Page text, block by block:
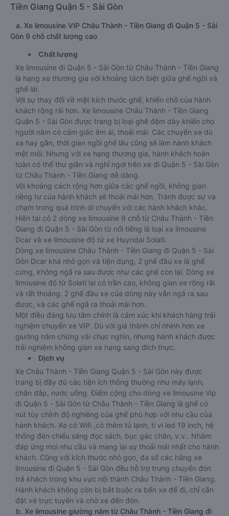
Tiền Giang Quận 5 - Sài Gòn
a. Xe limousine VIP Châu Thành - Tiền Giang đi Quận 5 - Sài
Gòn 9 chỗ chất lượng cao
Chất lượng
Xe limousine đi Quận 5 - Sài Gòn từ Châu Thành - Tiền Giang
là hạng xe thương gia với khoảng tách biệt giữa ghế ngồi và
ghế lái.
Với sự thay đổi về mặt kích thước ghế, khiến chỗ của hành
khách rộng rãi hơn. Xe limousine Châu Thành - Tiền Giang
Quận 5 - Sài Gòn được trang bị loại ghế đệm dày khiến cho
người nằm có cảm giác êm ái, thoải mái. Các chuyến xe dù
xa hay gần, thời gian ngồi ghế lâu cũng sẽ làm hành khách
mệt mỏi. Nhưng với xe hạng thương gia, hành khách hoàn
toàn có thể thư giãn và nghỉ ngơi trên xe đi Quận 5 - Sài Gòn
từ Châu Thành - Tiền Giang dễ dàng.
Với khoảng cách rộng hơn giữa các ghế ngồi, không gian
riêng tư của hành khách sẽ thoải mái hơn. Tránh được sự va
chạm trong quá trình di chuyển với các hành khách khác.
Hiện tại có 2 dòng xe limousine 9 chỗ từ Châu Thành - Tiền
Giang đi Quận 5 - Sài Gòn từ nổi tiếng là loại xe limousine
Dcar và xe limousine độ từ xe Huyndai Solati.
Dòng xe limousine Châu Thành - Tiền Giang đi Quận 5 - Sài
Gòn Dcar khá nhỏ gọn và tiện dụng, 2 ghế đầu xe là ghế
cứng, không ngã ra sau được như các ghế còn lại. Dòng xe
limousine độ từ Solati lại có trần cao, không gian xe rộng rãi
và rất thoáng. 2 ghế đầu xe của dòng này vẫn ngã ra sau
được, và các ghế ngã ra thoải mái hơn.
Một điều đáng lưu tâm chính là cảm xúc khi khách hàng trải
nghiệm chuyến xe VIP. Dù với giá thành chỉ nhỉnh hơn xe
giường nằm chừng vài chục nghìn, nhưng hành khách được
trải nghiệm không gian xe hạng sang đích thực.
Dịch vụ
Xe Châu Thành - Tiền Giang Quận 5 - Sài Gòn này được
trang bị đầy đủ các tiện ích thông thường như máy lạnh,
chăn đắp, nước uống. Điểm cộng cho dòng xe limousine Vip
đi Quận 5 - Sài Gòn từ Châu Thành - Tiền Giang là ghế có
nút tùy chỉnh độ nghiêng của ghế phù hợp với nhu cầu của
hành khách. Xe có Wifi ,có thêm tủ lạnh, ti vi led 19 inch, hệ
thống đèn chiếu sáng đọc sách, bục gác chân, v.v.. Nhằm
đáp ứng mọi nhu cầu và mang lại sự thoải mái nhất cho hành
khách. Cũng với kích thước nhỏ gọn, đa số các hãng xe
limousine đi Quận 5 - Sài Gòn đều hỗ trợ trung chuyển đón
trả khách trong khu vực nội thành Châu Thành - Tiền Giang.
Hành khách không còn bị bắt buộc ra bến xe để đi, chỉ cần
đặt vé trực tuyến và chờ xe đến đón.
b. Xe limousine giường nằm từ Châu Thành - Tiền Giang đi